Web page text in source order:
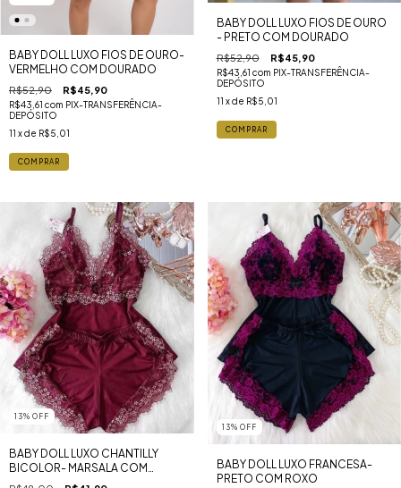
BABY DOLL LUXO FIOS DE OURO-
VERMELHO COM DOURADO
R$52,90 R$45,90
R$43,61 com PIX-TRANSFERÊNCIA-
DEPÓSITO
11 x de R$5,01
COMPRAR
BABY DOLL LUXO FIOS DE OURO
- PRETO COM DOURADO
R$52,90 R$45,90
R$43,61 com PIX-TRANSFERÊNCIA-
DEPÓSITO
11 x de R$5,01
COMPRAR
13% OFF
BABY DOLL LUXO CHANTILLY
BICOLOR- MARSALA COM
DOURADO
13% OFF
BABY DOLL LUXO FRANCESA-
PRETO COM ROXO